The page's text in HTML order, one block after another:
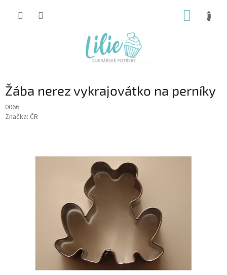
Žába nerez vykrajovátko na perníky
0066
Značka: ČR